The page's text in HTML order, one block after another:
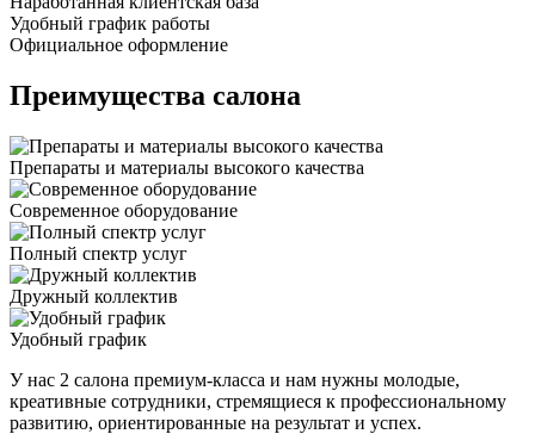
Удобный график работы
Официальное оформление
Преимущества салона
Препараты и материалы высокого качества
Современное оборудование
Полный спектр услуг
Дружный коллектив
Удобный график
У нас 2 салона премиум-класса и нам нужны молодые,
креативные сотрудники, стремящиеся к профессиональному
развитию, ориентированные на результат и успех.